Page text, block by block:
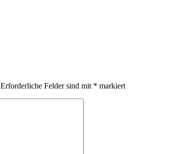
Erforderliche Felder sind mit * markiert